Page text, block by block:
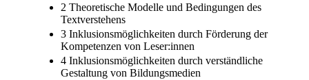
2 Theoretische Modelle und Bedingungen des
Textverstehens
3 Inklusionsmöglichkeiten durch Förderung der
Kompetenzen von Leser:innen
4 Inklusionsmöglichkeiten durch verständliche
Gestaltung von Bildungsmedien